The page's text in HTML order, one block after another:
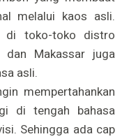
melalui kaos asli.
di toko-toko distro
Makassar juga
asli.
mempertahankan
di tengah bahasa
Sehingga ada cap